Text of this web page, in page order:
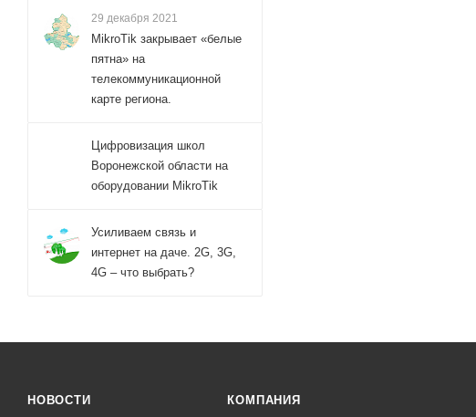
29 декабря 2021
MikroTik закрывает «белые
пятна» на
телекоммуникационной
карте региона.
Цифровизация школ
Воронежской области на
оборудовании MikroTik
Усиливаем связь и
интернет на даче. 2G, 3G,
4G – что выбрать?
НОВОСТИ КОМПАНИЯ